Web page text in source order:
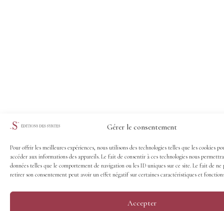
Gérer le consentement
Pour offrir les meilleures expériences, nous utilisons des technologies telles que les cookies
accéder aux informations des appareils. Le fait de consentir à ces technologies nous
données telles que le comportement de navigation ou les ID uniques sur ce site. Le fait de ne
retirer son consentement peut avoir un effet négatif sur certaines caractéristiques et
Accepter